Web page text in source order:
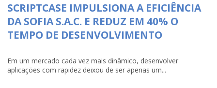
SCRIPTCASE IMPULSIONA A EFICIÊNCIA
DA SOFIA S.A.C. E REDUZ EM 40% O
TEMPO DE DESENVOLVIMENTO
Em um mercado cada vez mais dinâmico, desenvolver
aplicações com rapidez deixou de ser apenas um...